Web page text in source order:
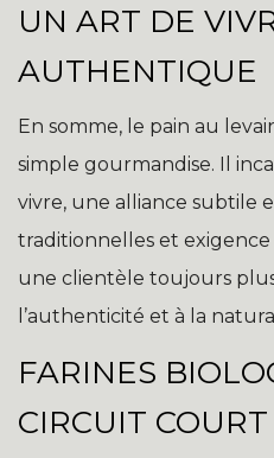
UN ART DE
AUTHENTIQUE
En somme, le pain au
simple gourmandise. Il
vivre, une alliance subtile
traditionnelles et
une clientèle toujours
l’authenticité et à la
FARINES
CIRCUIT COURT